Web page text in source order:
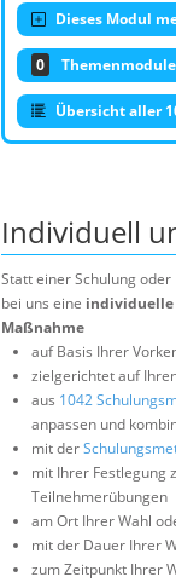
Dieses Modul
0
Übersicht aller
Individuell
Statt einer Schulung
bei uns eine individuelle
Maßnahme
auf Basis Ihrer
zielgerichtet auf
aus 1042
anpassen und
mit der
mit Ihrer Festlegung
Teilnehmerübungen
am Ort Ihrer Wahl
mit der Dauer Ihrer
zum Zeitpunkt Ihrer